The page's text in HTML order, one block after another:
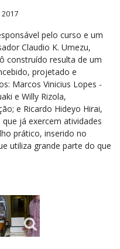
pelo curso e um
Claudio K. Umezu,
construído resulta de um
projetado e
Marcos Vinicius Lopes -
e Willy Rizola,
e Ricardo Hideyo Hirai,
já exercem atividades
prático, inserido no
utiliza grande parte do que